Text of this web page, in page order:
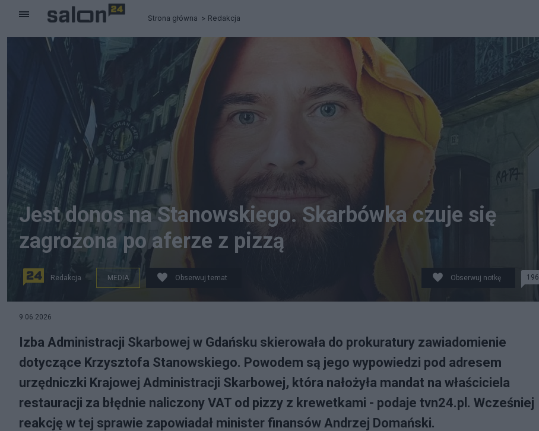
Strona główna Redakcja
Jest donos na Stanowskiego. Skarbówka czuje się
zagrożona po aferze z pizzą
Redakcja MEDIA Obserwuj temat Obserwuj notkę 196
9.06.2026
Izba Administracji Skarbowej w Gdańsku skierowała do prokuratury zawiadomienie
dotyczące Krzysztofa Stanowskiego. Powodem są jego wypowiedzi pod adresem
urzędniczki Krajowej Administracji Skarbowej, która nałożyła mandat na właściciela
restauracji za błędnie naliczony VAT od pizzy z krewetkami - podaje tvn24.pl. Wcześniej
reakcję w tej sprawie zapowiadał minister finansów Andrzej Domański.